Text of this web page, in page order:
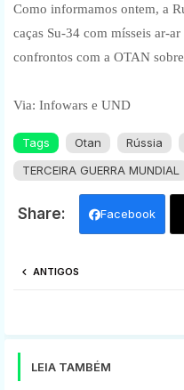
Como informamos ontem, a
caças Su-34 com mísseis ar-
confrontos com a OTAN
Via: Infowars e UND
Tags Otan Rússia
TERCEIRA GUERRA MUNDIAL
Facebook
ANTIGOS
LEIA TAMBÉM